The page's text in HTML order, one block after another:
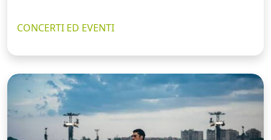
CONCERTI ED EVENTI